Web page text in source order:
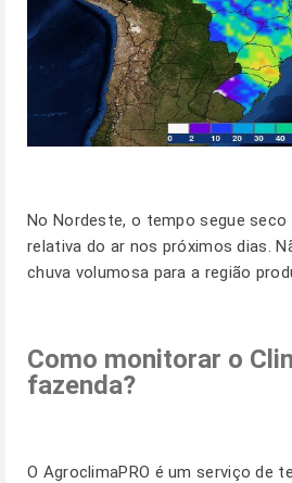
No Nordeste, o tempo segue seco
relativa do ar nos próximos dias.
chuva volumosa para a região
Como monitorar o
fazenda?
O AgroclimaPRO é um serviço de